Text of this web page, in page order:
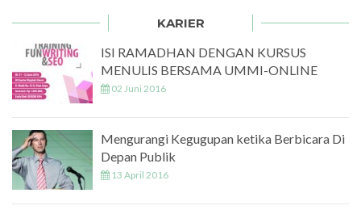
KARIER
ISI RAMADHAN DENGAN KURSUS
MENULIS BERSAMA UMMI-ONLINE
02 Juni 2016
Mengurangi Kegugupan ketika Berbicara Di
Depan Publik
13 April 2016